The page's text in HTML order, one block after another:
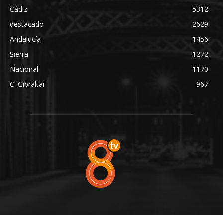
Cádiz
5312
destacado
2629
Andalucía
1456
Sierra
1272
Nacional
1170
C. Gibraltar
967